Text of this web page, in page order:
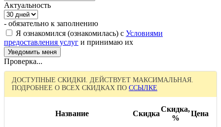
Актуальность
- обязательно к заполнению
Я ознакомился (ознакомилась) с Условиями
предоставления услуг и принимаю их
Проверка...
ДОСТУПНЫЕ СКИДКИ. ДЕЙСТВУЕТ МАКСИМАЛЬНАЯ.
ПОДРОБНЕЕ О ВСЕХ СКИДКАХ ПО ССЫЛКЕ
Название Скидка
Скидка,
%
Цена